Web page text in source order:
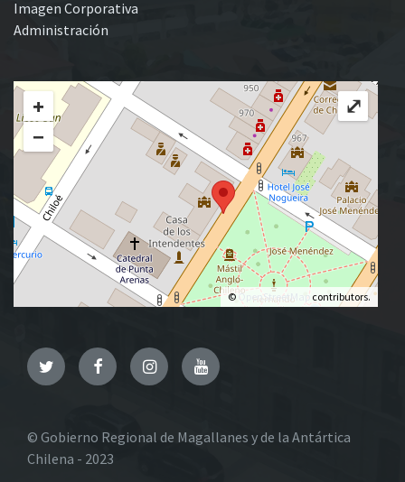
Imagen Corporativa
Administración
+
−
© OpenStreetMap contributors.
⤢
TwitterFacebookInstagramYouTube
© Gobierno Regional de Magallanes y de la Antártica
Chilena - 2023